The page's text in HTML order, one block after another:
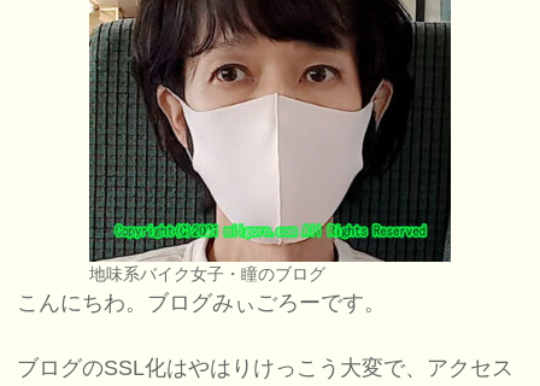
地味系バイク女子・瞳のブログ
こんにちわ。ブログみぃごろーです。
ブログのSSL化はやはりけっこう大変で、アクセス